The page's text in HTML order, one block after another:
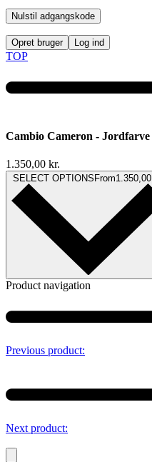
Nulstil adgangskode
Opret bruger Log ind
TOP
Cambio Cameron - Jordfarve
1.350,00 kr.
SELECT OPTIONS From1.350,00
Product navigation
Previous product:
Next product: